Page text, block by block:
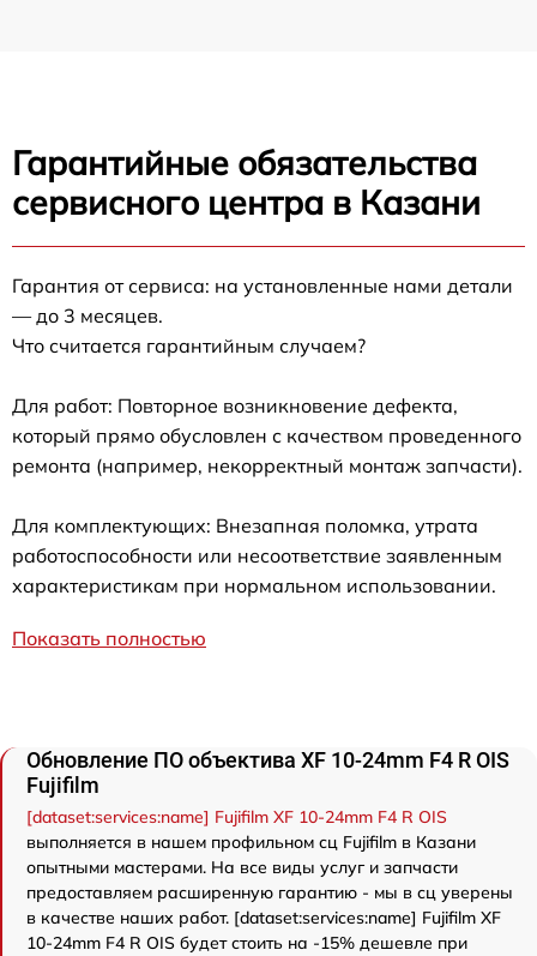
Гарантийные обязательства
сервисного центра в Казани
Гарантия от сервиса: на установленные нами детали
— до 3 месяцев.
Что считается гарантийным случаем?
Для работ: Повторное возникновение дефекта,
который прямо обусловлен с качеством проведенного
ремонта (например, некорректный монтаж запчасти).
Для комплектующих: Внезапная поломка, утрата
работоспособности или несоответствие заявленным
характеристикам при нормальном использовании.
Показать полностью
Обновление ПО объектива XF 10-24mm F4 R OIS
Fujifilm
[dataset:services:name] Fujifilm XF 10-24mm F4 R OIS
выполняется в нашем профильном сц Fujifilm в Казани
опытными мастерами. На все виды услуг и запчасти
предоставляем расширенную гарантию - мы в сц уверены
в качестве наших работ. [dataset:services:name] Fujifilm XF
10-24mm F4 R OIS будет стоить на -15% дешевле при